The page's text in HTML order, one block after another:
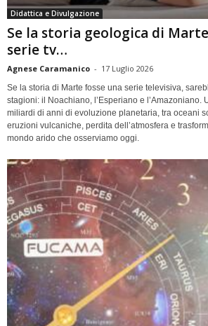
Didattica e Divulgazione
Se la storia geologica di
serie tv…
Agnese Caramanico - 17 Luglio 2026
Se la storia di Marte fosse una serie televisiva,
stagioni: il Noachiano, l’Esperiano e l’Amazoniano.
miliardi di anni di evoluzione planetaria, tra oceani
eruzioni vulcaniche, perdita dell’atmosfera e
mondo arido che osserviamo oggi.